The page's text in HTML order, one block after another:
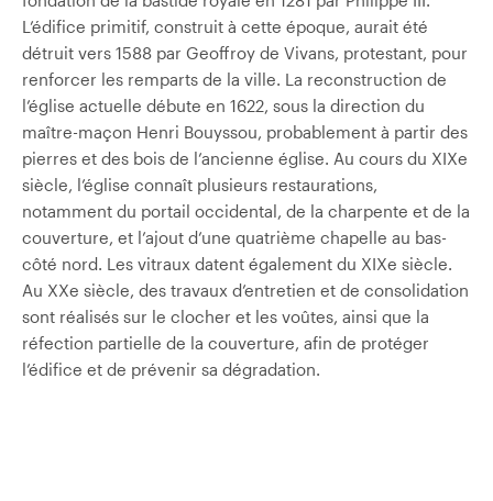
L’édifice primitif, construit à cette époque, aurait été
détruit vers 1588 par Geoffroy de Vivans, protestant, pour
renforcer les remparts de la ville. La reconstruction de
l’église actuelle débute en 1622, sous la direction du
maître-maçon Henri Bouyssou, probablement à partir des
pierres et des bois de l’ancienne église. Au cours du XIXe
siècle, l’église connaît plusieurs restaurations,
notamment du portail occidental, de la charpente et de la
couverture, et l’ajout d’une quatrième chapelle au bas-
côté nord. Les vitraux datent également du XIXe siècle.
Au XXe siècle, des travaux d’entretien et de consolidation
sont réalisés sur le clocher et les voûtes, ainsi que la
réfection partielle de la couverture, afin de protéger
l’édifice et de prévenir sa dégradation.